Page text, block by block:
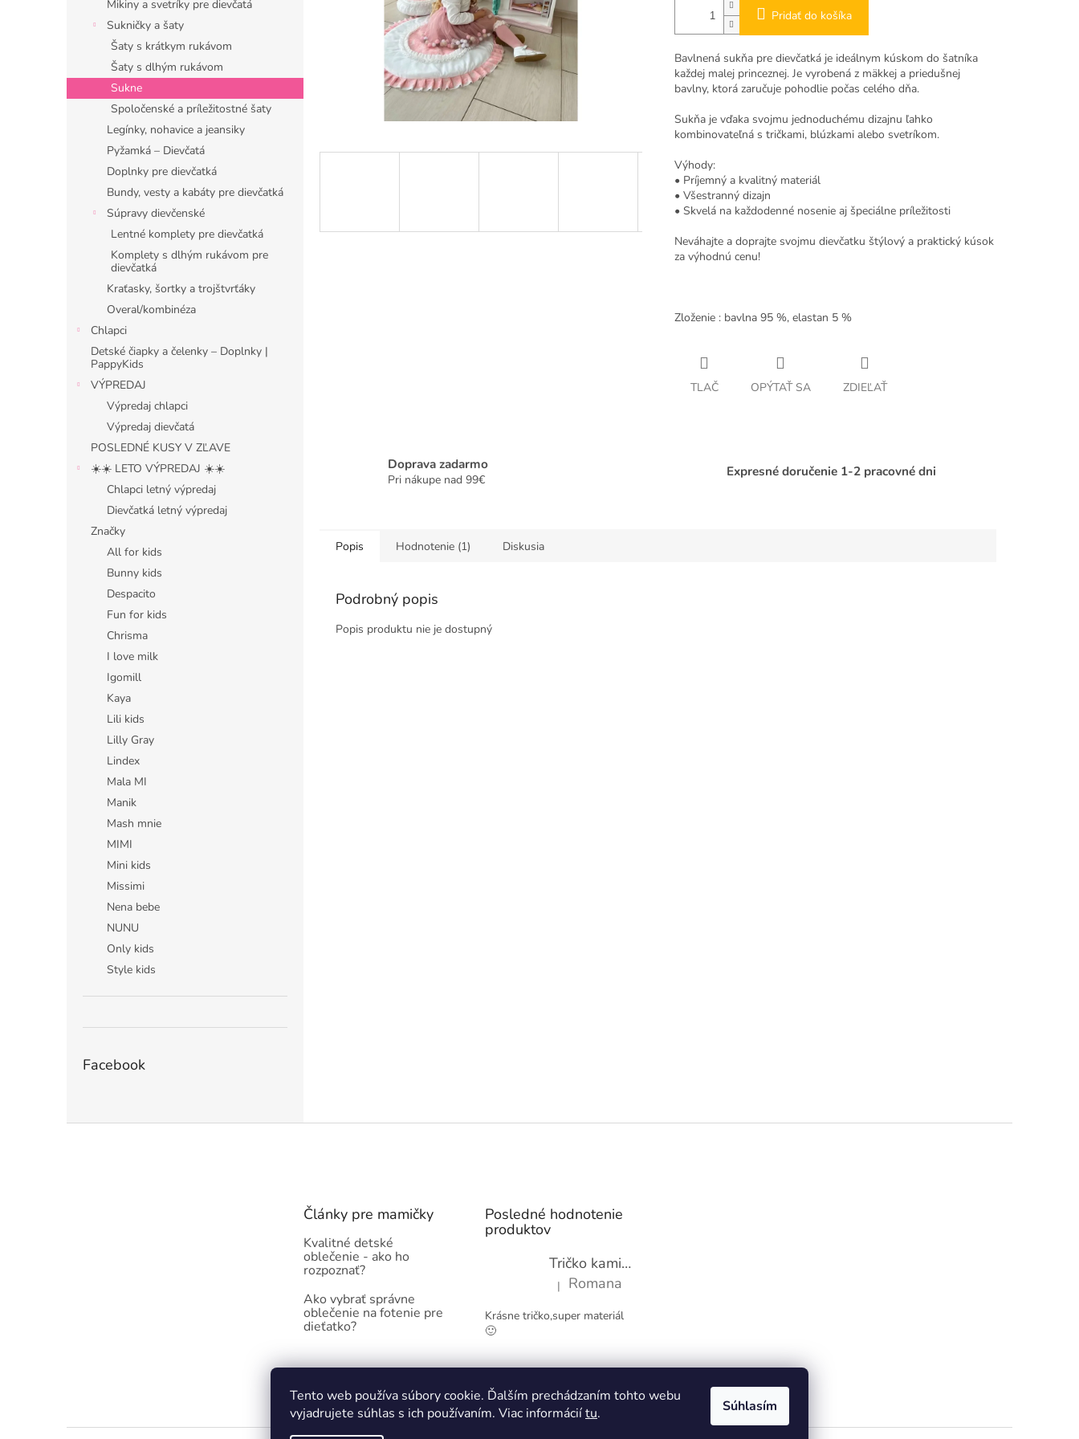
Tento web používa súbory cookie. Ďalším prechádzaním tohto webu
vyjadrujete súhlas s ich používaním. Viac informáciítu. Súhlasím
Mikiny a svetríky pre dievčatá
Sukničky a šaty
Šaty s krátkym rukávom
Šaty s dlhým rukávom
Sukne
Spoločenské a príležitostné šaty
Legínky, nohavice a jeansiky
Pyžamká – Dievčatá
Doplnky pre dievčatká
Bundy, vesty a kabáty pre dievčatká
Súpravy dievčenské
Lentné komplety pre dievčatká
Komplety s dlhým rukávom pre
dievčatká
Kraťasky, šortky a trojštvrťáky
Overal/kombinéza
Chlapci
Detské čiapky a čelenky – Doplnky |
PappyKids
VÝPREDAJ
Výpredaj chlapci
Výpredaj dievčatá
POSLEDNÉ KUSY V ZĽAVE
☀️☀️ LETO VÝPREDAJ ☀️☀️
Chlapci letný výpredaj
Dievčatká letný výpredaj
Značky
All for kids
Bunny kids
Despacito
Fun for kids
Chrisma
I love milk
Igomill
Kaya
Lili kids
Lilly Gray
Lindex
Mala MI
Manik
Mash mnie
MIMI
Mini kids
Missimi
Nena bebe
NUNU
Only kids
Style kids
Facebook
Pridať do košíka
Bavlnená sukňa pre dievčatká je ideálnym kúskom do šatníka
každej malej princeznej. Je vyrobená z mäkkej a priedušnej
bavlny, ktorá zaručuje pohodlie počas celého dňa.
Sukňa je vďaka svojmu jednoduchému dizajnu ľahko
kombinovateľná s tričkami, blúzkami alebo svetríkom.
Výhody:
• Príjemný a kvalitný materiál
• Všestranný dizajn
• Skvelá na každodenné nosenie aj špeciálne príležitosti
Neváhajte a doprajte svojmu dievčatku štýlový a praktický kúsok
za výhodnú cenu!
Zloženie : bavlna 95 %, elastan 5 %
TLAČ OPÝTAŤ SA ZDIEĽAŤ
Doprava zadarmo
Pri nákupe nad 99€ Expresné doručenie 1-2 pracovné dni
Popis Hodnotenie (1) Diskusia
Podrobný popis
Popis produktu nie je dostupný
Články pre mamičky
Kvalitné detské
oblečenie - ako ho
rozpoznať?
Ako vybrať správne
oblečenie na fotenie pre
dieťatko?
Posledné hodnotenie
produktov
Tričko kamióny pre chlapcov - novinka (98-134)
Hodnotenie produktu je 5 z 5 hviezdičiek.
| Romana
Krásne tričko,super materiál
🙂
Obchodné podmienky Kontakty